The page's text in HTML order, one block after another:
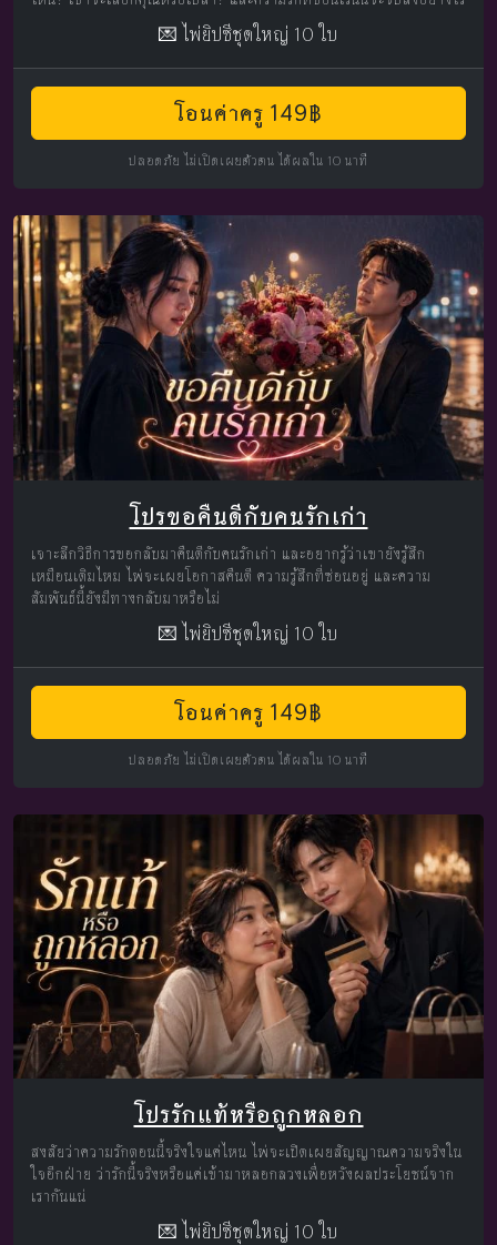
💌 ไพ่ยิปซีชุดใหญ่ 10 ใบ
โอนค่าครู 149฿
ปลอดภัย ไม่เปิดเผยตัวตน ได้ผลใน 10 นาที
โปรขอคืนดีกับคนรักเก่า
เจาะลึกวิธีการขอกลับมาคืนดีกับคนรักเก่า และอยากรู้ว่าเขายังรู้สึก
เหมือนเดิมไหม ไพ่จะเผยโอกาสคืนดี ความรู้สึกที่ซ่อนอยู่ และความ
สัมพันธ์นี้ยังมีทางกลับมาหรือไม่
💌 ไพ่ยิปซีชุดใหญ่ 10 ใบ
โอนค่าครู 149฿
ปลอดภัย ไม่เปิดเผยตัวตน ได้ผลใน 10 นาที
โปรรักแท้หรือถูกหลอก
สงสัยว่าความรักตอนนี้จริงใจแค่ไหน ไพ่จะเปิดเผยสัญญาณความจริงใน
ใจอีกฝ่าย ว่ารักนี้จริงหรือแค่เข้ามาหลอกลวงเพื่อหวังผลประโยชน์จาก
เรากันแน่
💌 ไพ่ยิปซีชุดใหญ่ 10 ใบ